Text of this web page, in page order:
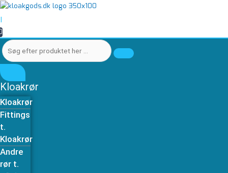
Gå
til
indholdet
|
Søg
produktet
her
…
Kloakrør
Kloakrør
Fittings
t.
Kloakrør
Andre
rør t.
Søg
produktet
her
…
Samlemuffe
40
mm
antal